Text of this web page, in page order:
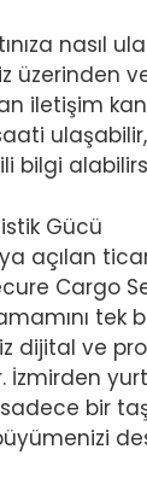
nasıl
üzerinden
iletişim
bilgi
Gücü
açılan
Cargo
tek
dijital ve
İzmirden
bir